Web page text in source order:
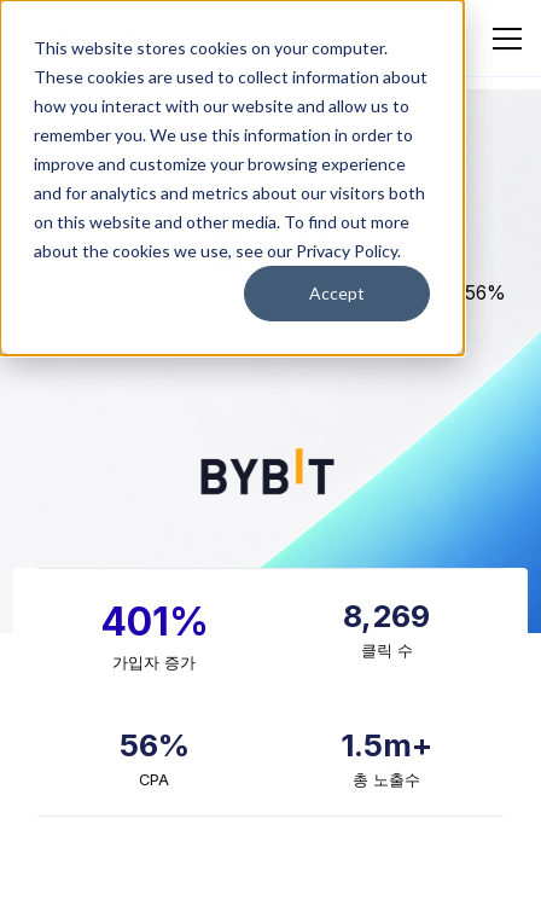
This website stores cookies on your computer.
These cookies are used to collect information about
how you interact with our website and allow us to
remember you. We use this information in order to
improve and customize your browsing experience
and for analytics and metrics about our visitors both
on this website and other media. To find out more
about the cookies we use, see our Privacy Policy.
Accept
크립토 및 웹3
Bybit
Bybit이 Blockchain-Ads로 가입 401% 증가와 CPA 56%
감소를 달성한 방법
401%
가입자 증가
8,269
클릭 수
56%
CPA
1.5m+
총 노출수